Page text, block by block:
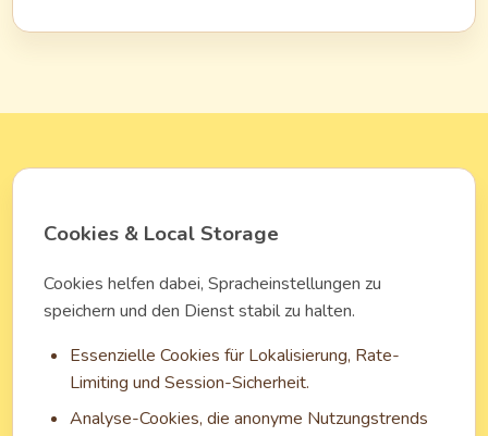
Cookies & Local Storage
Cookies helfen dabei, Spracheinstellungen zu
speichern und den Dienst stabil zu halten.
Essenzielle Cookies für Lokalisierung, Rate-
Limiting und Session-Sicherheit.
Analyse-Cookies, die anonyme Nutzungstrends